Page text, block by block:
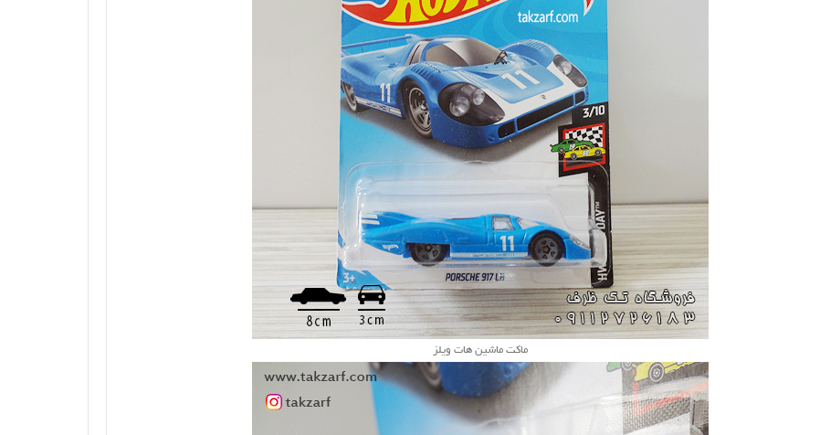
ماکت ماشین هات ویلز